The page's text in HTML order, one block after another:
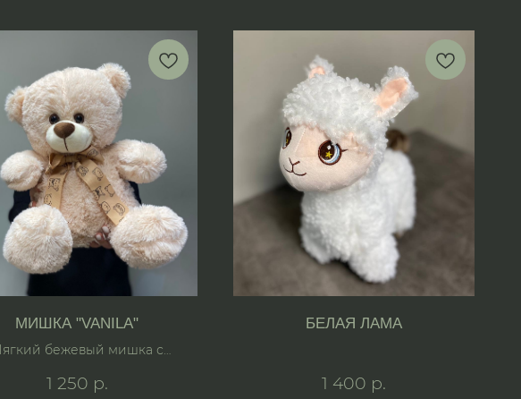
МИШКА "VANILA"
бежевый мишка с
1 250 р.
БЕЛАЯ ЛАМА
1 400 р.